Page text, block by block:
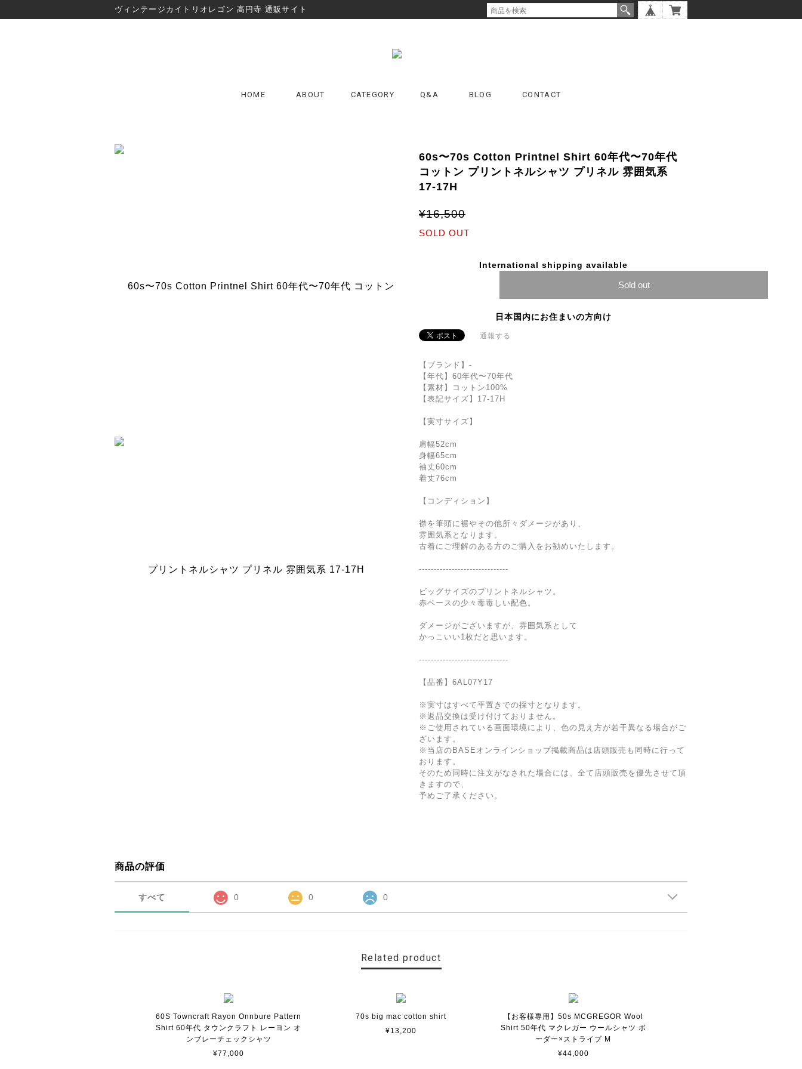
ヴィンテージカイトリオレゴン 高円寺 通販サイト
HOME ABOUT CATEGORY Q&A BLOG CONTACT
60s〜70s Cotton Printnel Shirt 60年代〜70年代
コットン プリントネルシャツ プリネル 雰囲気系
17-17H
¥16,500
SOLD OUT
International shipping available
Sold out
日本国内にお住まいの方向け
通報する
【ブランド】-
【年代】60年代〜70年代
【素材】コットン100%
【表記サイズ】17-17H
【実寸サイズ】
肩幅52cm
身幅65cm
袖丈60cm
着丈76cm
【コンディション】
襟を筆頭に裾やその他所々ダメージがあり、
雰囲気系となります。
古着にご理解のある方のご購入をお勧めいたします。
------------------------------
ビッグサイズのプリントネルシャツ。
赤ベースの少々毒毒しい配色。
ダメージがございますが、雰囲気系として
かっこいい1枚だと思います。
------------------------------
【品番】6AL07Y17
※実寸はすべて平置きでの採寸となります。
※返品交換は受け付けておりません。
※ご使用されている画面環境により、色の見え方が若干異なる場合がご
ざいます。
※当店のBASEオンラインショップ掲載商品は店頭販売も同時に行って
おります。
そのため同時に注文がなされた場合には、全て店頭販売を優先させて頂
きますので、
予めご了承ください。
商品の評価
すべて 0 0 0
Related product
60S Towncraft Rayon Onnbure Pattern
Shirt 60年代 タウンクラフト レーヨン オ
ンブレーチェックシャツ
¥77,000
70s big mac cotton shirt
¥13,200
【お客様専用】50s MCGREGOR Wool
Shirt 50年代 マクレガー ウールシャツ ボ
ーダー×ストライプ M
¥44,000